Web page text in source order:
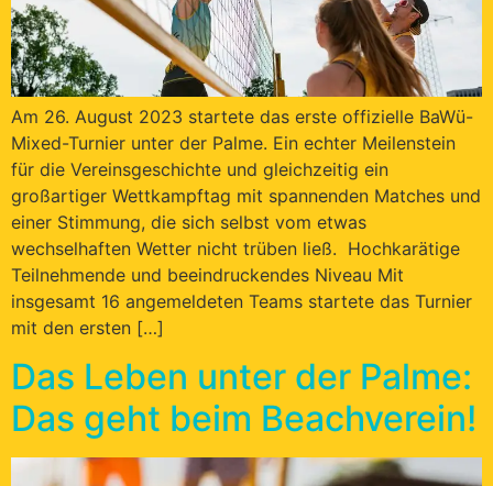
Am 26. August 2023 startete das erste offizielle BaWü-
Mixed-Turnier unter der Palme. Ein echter Meilenstein
für die Vereinsgeschichte und gleichzeitig ein
großartiger Wettkampftag mit spannenden Matches und
einer Stimmung, die sich selbst vom etwas
wechselhaften Wetter nicht trüben ließ. Hochkarätige
Teilnehmende und beeindruckendes Niveau Mit
insgesamt 16 angemeldeten Teams startete das Turnier
mit den ersten […]
Das Leben unter der Palme:
Das geht beim Beachverein!